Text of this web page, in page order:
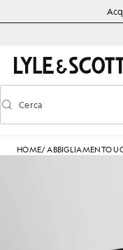
Vai al contenuto
Informazioni
Attiva/disattiva la
Cerca
HOME/ABBIGLIAMENTO